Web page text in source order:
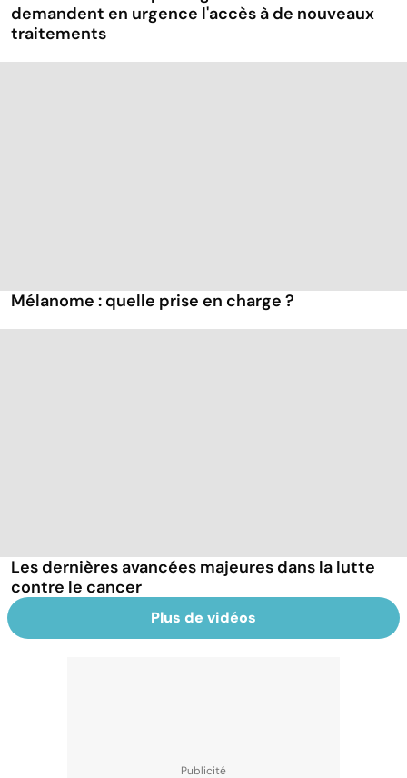
demandent en urgence l'accès à de nouveaux
traitements
Mélanome : quelle prise en charge ?
Les dernières avancées majeures dans la lutte
contre le cancer
Plus de vidéos